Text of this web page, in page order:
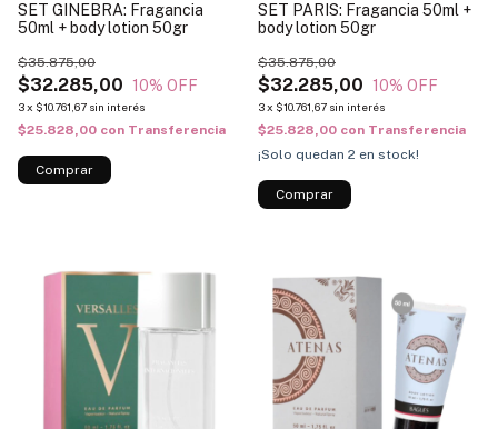
SET GINEBRA: Fragancia
50ml + body lotion 50gr
$32.285,00
$35.875,00
10% OFF
3x $10.761,67 sin interés
$25.828,00 con Transferencia
SET PARIS: Fragancia 50ml +
body lotion 50gr
$32.285,00
$35.875,00
10% OFF
3x $10.761,67 sin interés
$25.828,00 con Transferencia
¡Solo quedan 2 en stock!